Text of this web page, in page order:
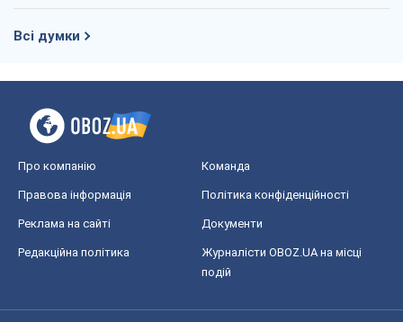
Всі думки
Про компанію Команда
Правова інформація Політика конфіденційності
Реклама на сайті Документи
Редакційна політика
Журналісти OBOZ.UA на місці
подій